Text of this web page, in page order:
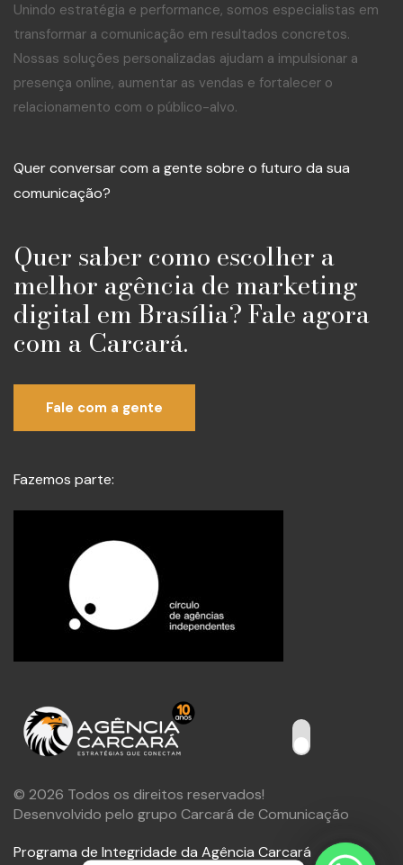
Unindo estratégia e performance, somos especialistas em
transformar a comunicação em resultados concretos.
Nossas soluções personalizadas ajudam a impulsionar a
presença online, aumentar as vendas e fortalecer o
relacionamento com o público-alvo.
Quer conversar com a gente sobre o futuro da sua
comunicação?
Quer saber como escolher a
melhor agência de marketing
digital em Brasília? Fale agora
com a Carcará.
Fale com a gente
Fazemos parte:
© 2026 Todos os direitos reservados!
Desenvolvido pelo grupo Carcará de Comunicação
Programa de Integridade da Agência Carcará